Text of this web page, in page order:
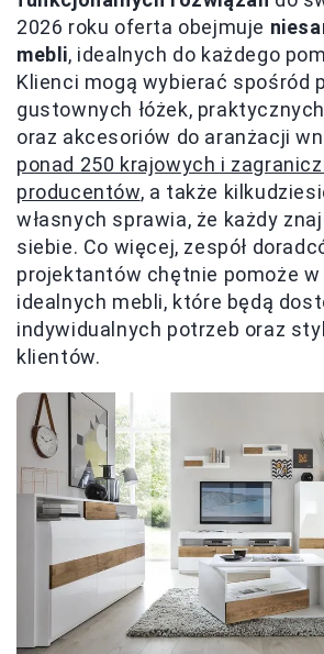
2026 roku oferta obejmuje
mebli, idealnych do każdego
Klienci mogą wybierać spośród
gustownych łóżek,
oraz akcesoriów do aranżacji
ponad 250 krajowych i
producentów, a także
własnych sprawia, że każdy
siebie. Co więcej, zespół
projektantów chętnie pomoże w
idealnych mebli, które będą
indywidualnych potrzeb oraz
klientów.